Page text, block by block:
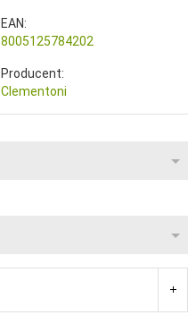
EAN:
8005125784202
Producent:
Clementoni